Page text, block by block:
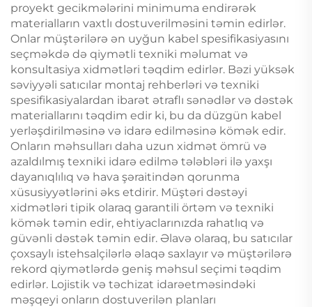
proyekt gecikmələrini minimuma endirərək
materialların vaxtlı dostuverilməsini təmin edirlər.
Onlar müştərilərə ən uyğun kabel spesifikasiyasını
seçməkdə də qiymətli texniki məlumat və
konsultasiya xidmətləri təqdim edirlər. Bəzi yüksək
səviyyəli satıcılar montaj rehberləri və texniki
spesifikasiyalardan ibarət ətraflı sənədlər və dəstək
materiallarını təqdim edir ki, bu da düzgün kabel
yerləşdirilməsinə və idarə edilməsinə kömək edir.
Onların məhsulları daha uzun xidmət ömrü və
azaldılmış texniki idarə edilmə tələbləri ilə yaxşı
dayanıqlılıq və hava şəraitindən qorunma
xüsusiyyətlərini əks etdirir. Müştəri dəstəyi
xidmətləri tipik olaraq garantili örtəm və texniki
kömək təmin edir, ehtiyaclarınızda rahatlıq və
güvənli dəstək təmin edir. Əlavə olaraq, bu satıcılar
çoxsaylı istehsalçilərlə əlaqə saxlayır və müştərilərə
rekord qiymətlərdə geniş məhsul seçimi təqdim
edirlər. Lojistik və təchizat idarəetməsindəki
məşqeyi onların dostuverilən planları